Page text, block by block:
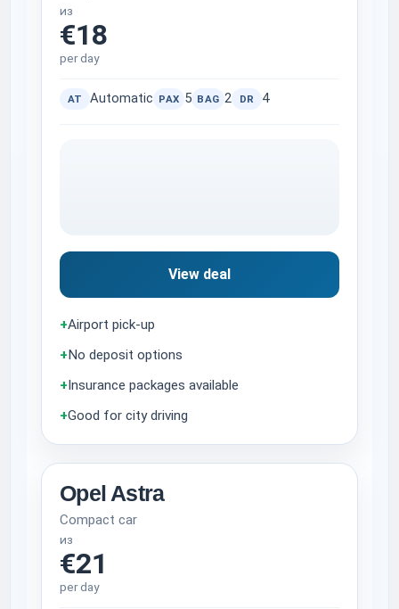
из
€18
per day
AT Automatic PAX 5 BAG 2 DR 4
View deal
+Airport pick-up
+No deposit options
+Insurance packages available
+Good for city driving
Opel Astra
Compact car
из
€21
per day